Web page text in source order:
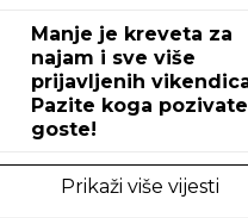
Manje je kreveta za
najam i sve više
prijavljenih
Pazite koga
goste!
Prikaži više vijesti